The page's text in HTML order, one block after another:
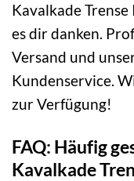
Kavalkade
es dir danken.
Versand und
Kundenservice.
zur Verfügung!
FAQ: Häufig
Kavalkade